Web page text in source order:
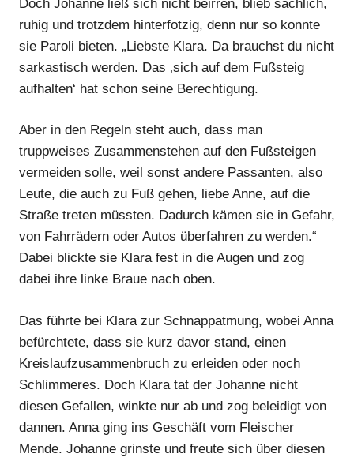
Doch Johanne ließ sich nicht beirren, blieb sachlich,
ruhig und trotzdem hinterfotzig, denn nur so konnte
sie Paroli bieten. „Liebste Klara. Da brauchst du nicht
sarkastisch werden. Das ‚sich auf dem Fußsteig
aufhalten‘ hat schon seine Berechtigung.
Aber in den Regeln steht auch, dass man
truppweises Zusammenstehen auf den Fußsteigen
vermeiden solle, weil sonst andere Passanten, also
Leute, die auch zu Fuß gehen, liebe Anne, auf die
Straße treten müssten. Dadurch kämen sie in Gefahr,
von Fahrrädern oder Autos überfahren zu werden.“
Dabei blickte sie Klara fest in die Augen und zog
dabei ihre linke Braue nach oben.
Das führte bei Klara zur Schnappatmung, wobei Anna
befürchtete, dass sie kurz davor stand, einen
Kreislaufzusammenbruch zu erleiden oder noch
Schlimmeres. Doch Klara tat der Johanne nicht
diesen Gefallen, winkte nur ab und zog beleidigt von
dannen. Anna ging ins Geschäft vom Fleischer
Mende. Johanne grinste und freute sich über diesen